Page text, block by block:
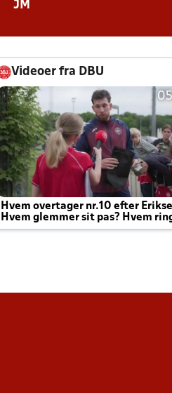
JM
Videoer fra DBU
Hvem overtager nr.10 efter
Hvem glemmer sit pas? Hvem
Joachim altid til efter kampe?